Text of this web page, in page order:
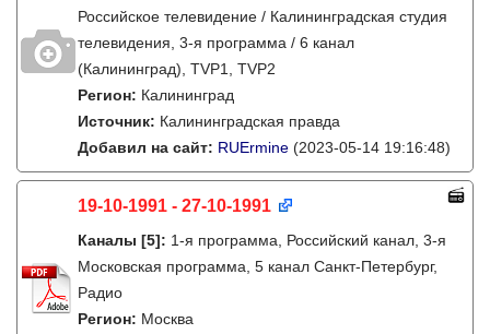
Российское телевидение / Калининградская студия
телевидения, 3-я программа / 6 канал
(Калининград), TVP1, TVP2
Регион: Калининград
Источник: Калининградская правда
Добавил на сайт: RUErmine (2023-05-14 19:16:48)
19-10-1991 - 27-10-1991
Каналы [5]: 1-я программа, Российский канал, 3-я
Московская программа, 5 канал Санкт-Петербург,
Радио
Регион: Москва